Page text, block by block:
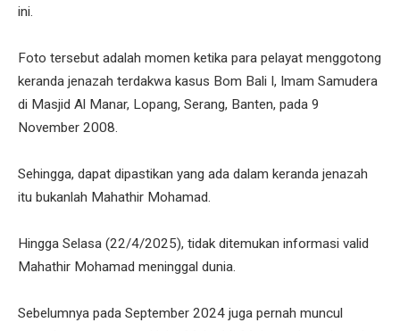
ini.
Foto tersebut adalah momen ketika para pelayat menggotong
keranda jenazah terdakwa kasus Bom Bali I, Imam Samudera
di Masjid Al Manar, Lopang, Serang, Banten, pada 9
November 2008.
Sehingga, dapat dipastikan yang ada dalam keranda jenazah
itu bukanlah Mahathir Mohamad.
Hingga Selasa (22/4/2025), tidak ditemukan informasi valid
Mahathir Mohamad meninggal dunia.
Sebelumnya pada September 2024 juga pernah muncul